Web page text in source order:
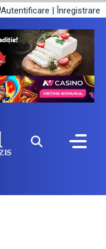
Autentificare | Înregistrare